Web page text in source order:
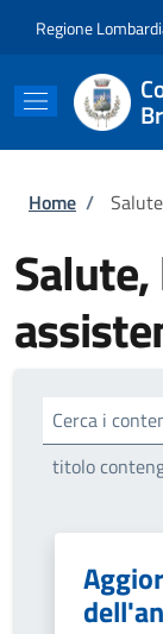
Regione
Briciole
Home /
Cerca i
titolo